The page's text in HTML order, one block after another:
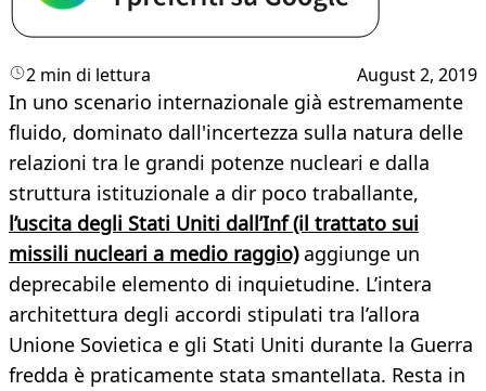
2 min di lettura August 2, 2019
In uno scenario internazionale già estremamente
fluido, dominato dall'incertezza sulla natura delle
relazioni tra le grandi potenze nucleari e dalla
struttura istituzionale a dir poco traballante,
l’uscita degli Stati Uniti dall’Inf (il trattato sui
missili nucleari a medio raggio)aggiunge un
deprecabile elemento di inquietudine. L’intera
architettura degli accordi stipulati tra l’allora
Unione Sovietica e gli Stati Uniti durante la Guerra
fredda è praticamente stata smantellata. Resta in